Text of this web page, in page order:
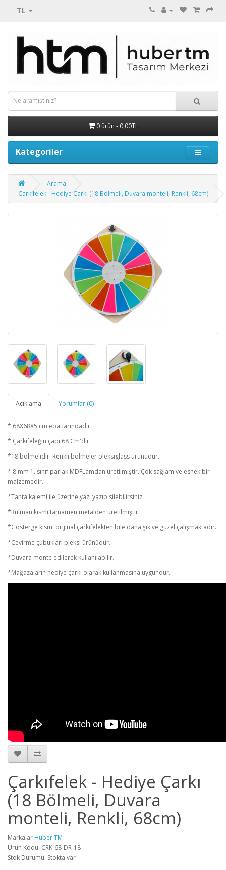
TL
0 ürün - 0,00TL
Kategoriler
Arama
Çarkıfelek - Hediye Çarkı (18 Bölmeli, Duvara monteli, Renkli, 68cm)
Açıklama Yorumlar (0)
* 68X68X5 cm ebatlarındadır.
* Çarkıfeleğin çapı 68 Cm'dir
*18 bölmelidir. Renkli bölmeler pleksiglass ürünüdür.
* 8 mm 1. sınıf parlak MDFLamdan üretilmiştir. Çok sağlam ve esnek bir
malzemedir.
*Tahta kalemi ile üzerine yazı yazıp silebilirsiniz.
*Rulman kısmı tamamen metalden üretilmiştir.
*Gösterge kısmı orijinal çarkıfelekten bile daha şık ve güzel çalışmaktadır.
*Çevirme çubukları pleksi ürünüdür.
*Duvara monte edilerek kullanılabilir.
*Mağazaların hediye çarkı olarak kullanmasına uygundur.
Çarkıfelek - Hediye Çarkı
(18 Bölmeli, Duvara
monteli, Renkli, 68cm)
Markalar Huber TM
Ürün Kodu: CRK-68-DR-18
Stok Durumu: Stokta var